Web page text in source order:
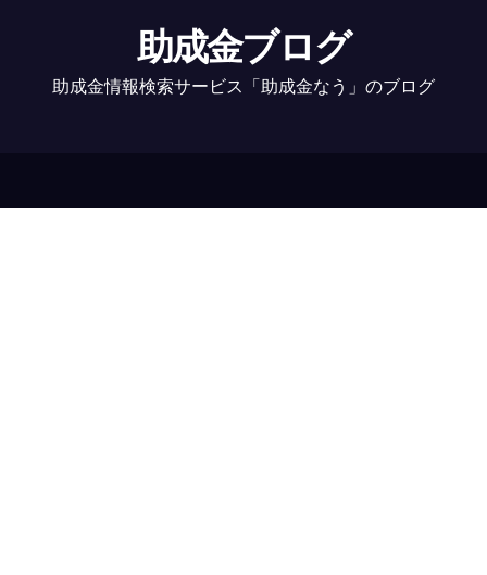
助成金ブログ
助成金情報検索サービス「助成金なう」のブログ